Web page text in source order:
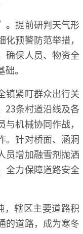
。提前研判天气形
预警防范举措，
确保人员、物资全
。
镇紧盯群众出行关
23条村道沿线及各
机械协同作战，
。针对桥面、涵洞
员增加融雪剂抛洒
全力保障道路安全
，辖区主要道路积
的道路，成为寒冬